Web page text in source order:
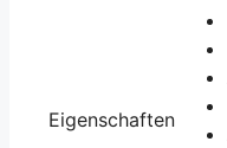
Eigenschaften